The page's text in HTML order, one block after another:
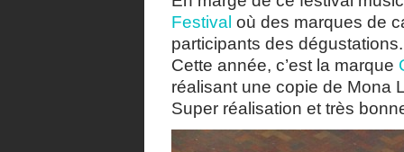
Festival où des marques de
participants des dégustations.
Cette année, c’est la marque
réalisant une copie de Mona
Super réalisation et très